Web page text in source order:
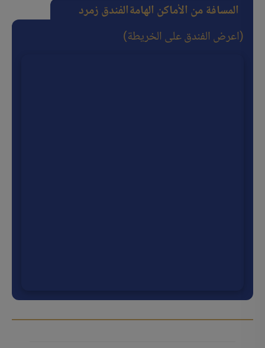
المسافة من الأماكن الهامةالفندق زمرد
(اعرض الفندق على الخريطة)